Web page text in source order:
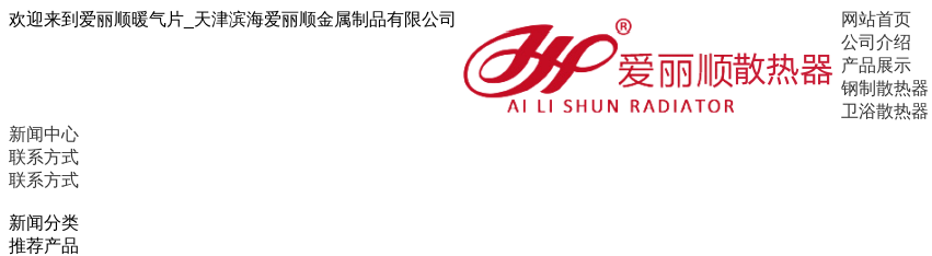
欢迎来到爱丽顺暖气片_天津滨海爱丽顺金属制品有限公司
网站首页
公司介绍
产品展示
钢制散热器
卫浴散热器
新闻中心
联系方式
联系方式
新闻分类
推荐产品